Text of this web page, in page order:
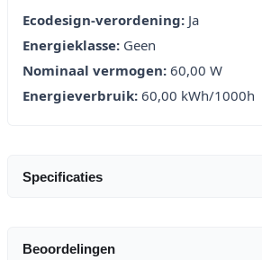
Ecodesign-verordening: Ja
Energieklasse: Geen
Nominaal vermogen: 60,00 W
Energieverbruik: 60,00 kWh/1000h
Specificaties
Beoordelingen